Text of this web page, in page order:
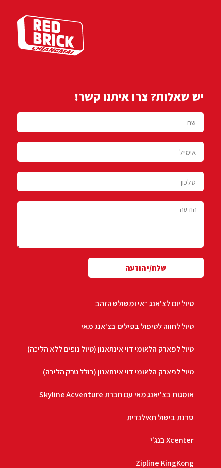
טיול יום לצ'אנג ראי ומשולש הזהב
טיול לחווה לטיפול בפילים בצ'אנג מאי
טיול לפארק הלאומי דוי אינתאנון (טיול נופים ללא הליכה)
טיול לפארק הלאומי דוי אינתאנון (כולל טרק הליכה)
אומגות בצ'יאנג מאי עם חברת Skyline Adventure
סדנת בישול תאילנדית
Xcenter בנג'י
Zipline KingKong
יש שאלות? צרו איתנו קשר!
שלח/י הודעה